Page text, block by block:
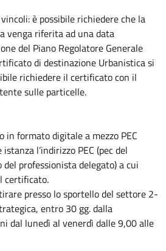
è possibile richiedere che la
venga riferita ad una data
del Piano Regolatore Generale
di destinazione Urbanistica si
richiedere il certificato con il
sulle particelle.
in formato digitale a mezzo PEC
l’indirizzo PEC (pec del
professionista delegato) a cui
certificato.
presso lo sportello del settore 2-
entro 30 gg. dalla
dal lunedì al venerdì dalle 9,00 alle